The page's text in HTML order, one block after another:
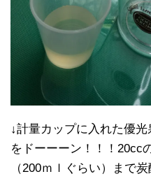
↓計量カップに入れた優
をドーーーン！！！20cc
（200ｍｌぐらい）まで